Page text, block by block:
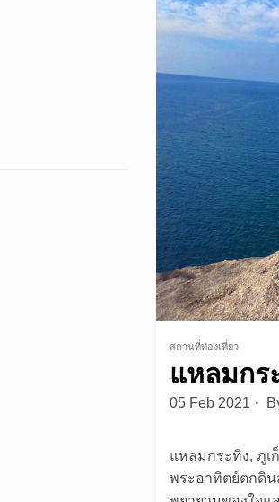
สถานที่ท่องเที่ยว
แหลมกร
05 Feb 2021
แหลมกระทิง, ภูเ
พระอาทิตย์ตกดิน